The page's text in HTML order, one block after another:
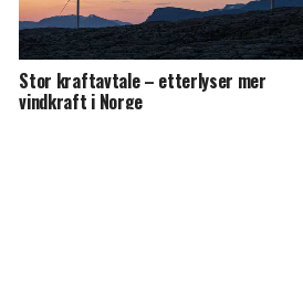
Stor kraftavtale – etterlyser mer
vindkraft i Norge